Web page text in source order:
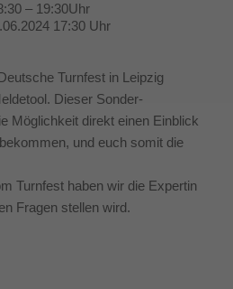
– 19:30Uhr
17:30 Uhr
Turnfest in Leipzig
Dieser Sonder-
Möglichkeit direkt einen Einblick
und euch somit die
Turnfest haben wir die Expertin
Fragen stellen wird.